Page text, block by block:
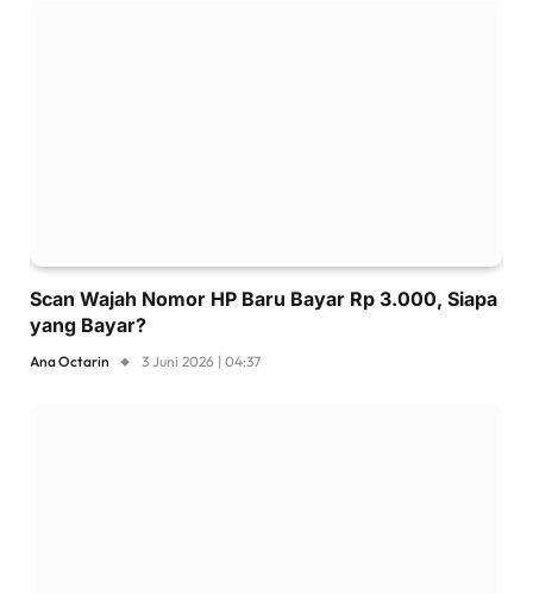
Scan Wajah Nomor HP Baru Bayar Rp 3.000, Siapa
yang Bayar?
Ana Octarin 3 Juni 2026 | 04:37